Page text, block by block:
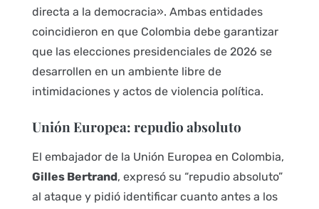
directa a la democracia». Ambas entidades
coincidieron en que Colombia debe garantizar
que las elecciones presidenciales de 2026 se
desarrollen en un ambiente libre de
intimidaciones y actos de violencia política.
Unión Europea: repudio absoluto
El embajador de la Unión Europea en Colombia,
Gilles Bertrand, expresó su “repudio absoluto”
al ataque y pidió identificar cuanto antes a los